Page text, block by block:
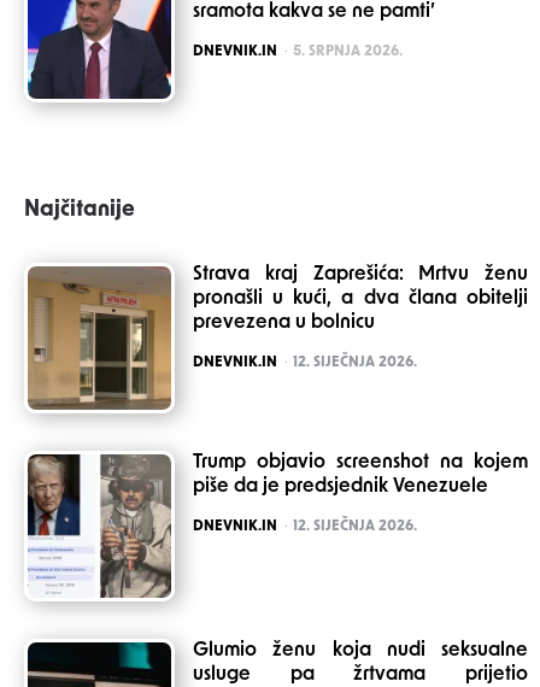
sramota kakva se ne pamti’
POSTED
DNEVNIK.IN 5. SRPNJA 2026.
Najčitanije
Strava kraj Zaprešića: Mrtvu ženu
pronašli u kući, a dva člana obitelji
prevezena u bolnicu
POSTED
DNEVNIK.IN 12. SIJEČNJA 2026.
Trump objavio screenshot na kojem
piše da je predsjednik Venezuele
POSTED
DNEVNIK.IN 12. SIJEČNJA 2026.
Glumio ženu koja nudi seksualne
usluge pa žrtvama prijetio